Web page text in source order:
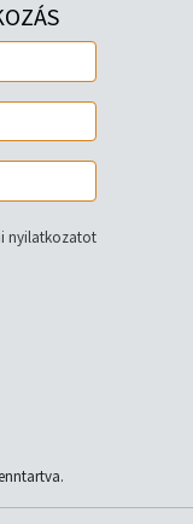
nyilatkozatot